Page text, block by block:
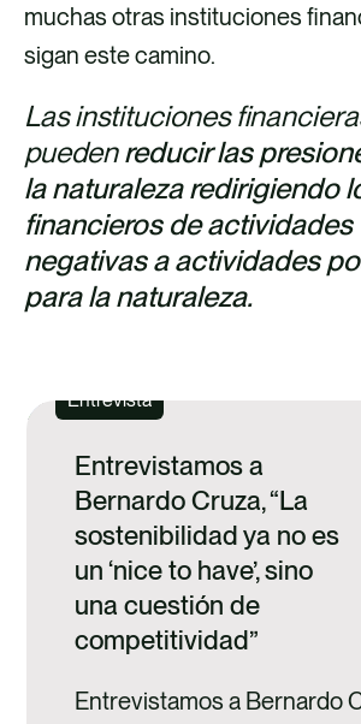
muchas otras instituciones
sigan este camino.
Las instituciones
puedenreducir las
la naturaleza redirigiendo
financieros de actividades
negativas a actividades
para la naturaleza.
Entrevista
Entrevistamos a
Bernardo Cruza, “La
sostenibilidad ya no es
un ‘nice to have’, sino
una cuestión de
competitividad”
Entrevistamos a Bernardo